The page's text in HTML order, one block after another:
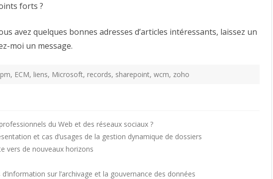
forts ?
avez quelques bonnes adresses d’articles intéressants, laissez un
moi un message.
, ECM, liens, Microsoft, records, sharepoint, wcm, zoho
du Web et des réseaux sociaux ?
et cas d’usages de la gestion dynamique de dossiers
vers de nouveaux horizons
sur l’archivage et la gouvernance des données